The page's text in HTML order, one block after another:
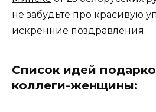
не забудьте про красивую
искренние поздравления.
Список идей
коллеги-женщины: